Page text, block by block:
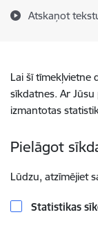
Atskaņot
Lai šī tīmekļvietne
sīkdatnes. Ar
izmantotas
Pielāgot
Lūdzu, atzīmējiet
Statistikas